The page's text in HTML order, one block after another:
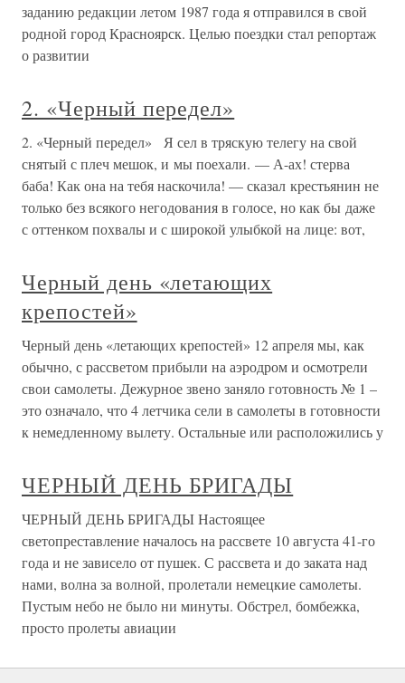
заданию редакции летом 1987 года я отправился в свой
родной город Красноярск. Целью поездки стал репортаж
о развитии
2. «Черный передел»
2. «Черный передел» Я сел в тряскую телегу на свой
снятый с плеч мешок, и мы поехали. — А-ах! стерва
баба! Как она на тебя наскочила! — сказал крестьянин не
только без всякого негодования в голосе, но как бы даже
с оттенком похвалы и с широкой улыбкой на лице: вот,
Черный день «летающих
крепостей»
Черный день «летающих крепостей» 12 апреля мы, как
обычно, с рассветом прибыли на аэродром и осмотрели
свои самолеты. Дежурное звено заняло готовность № 1 –
это означало, что 4 летчика сели в самолеты в готовности
к немедленному вылету. Остальные или расположились у
ЧЕРНЫЙ ДЕНЬ БРИГАДЫ
ЧЕРНЫЙ ДЕНЬ БРИГАДЫ Настоящее
светопреставление началось на рассвете 10 августа 41-го
года и не зависело от пушек. С рассвета и до заката над
нами, волна за волной, пролетали немецкие самолеты.
Пустым небо не было ни минуты. Обстрел, бомбежка,
просто пролеты авиации